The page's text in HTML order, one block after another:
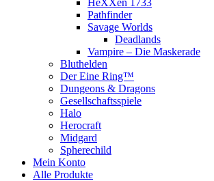
HeXXen 1733
Pathfinder
Savage Worlds
Deadlands
Vampire – Die Maskerade
Bluthelden
Der Eine Ring™
Dungeons & Dragons
Gesellschaftsspiele
Halo
Herocraft
Midgard
Spherechild
Mein Konto
Alle Produkte